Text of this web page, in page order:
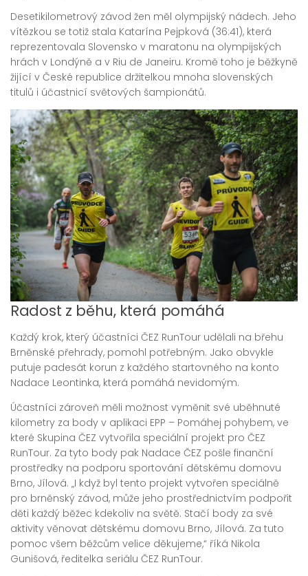
Desetikilometrový závod žen měl olympijský nádech. Jeho
vítězkou se totiž stala Katarína Pejpková (36:41), která
reprezentovala Slovensko v maratonu na olympijských
hrách v Londýně a v Riu de Janeiru. Kromě toho je běžkyně
žijící v České republice držitelkou mnoha slovenských
titulů i účastnicí světových šampionátů.
Radost z běhu, která pomáhá
Každý krok, který účastníci ČEZ RunTour udělali na břehu
Brněnské přehrady, pomohl potřebným. Jako obvykle
putuje padesát korun z každého startovného na konto
Nadace Leontinka, která pomáhá nevidomým.
Účastníci zároveň měli možnost vyměnit své uběhnuté
kilometry za body v aplikaci EPP – Pomáhej pohybem, ve
které Skupina ČEZ vytvořila speciální projekt pro ČEZ
RunTour. Za tyto body pak Nadace ČEZ pošle finanční
prostředky na podporu sportování dětskému domovu
Brno, Jílová. „I když byl tento projekt vytvořen speciálně
pro brněnský závod, může jeho prostřednictvím podpořit
děti každý běžec kdekoliv na světě. Stačí body za své
aktivity věnovat dětskému domovu Brno, Jílová. Za tuto
pomoc všem běžcům velice děkujeme,“ říká Nikola
Gunišová, ředitelka seriálu ČEZ RunTour.